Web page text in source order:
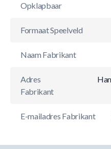
Opklapbaar
Formaat Speelveld
Naam Fabrikant
Adres
Fabrikant
E-mailadres Fabrikant